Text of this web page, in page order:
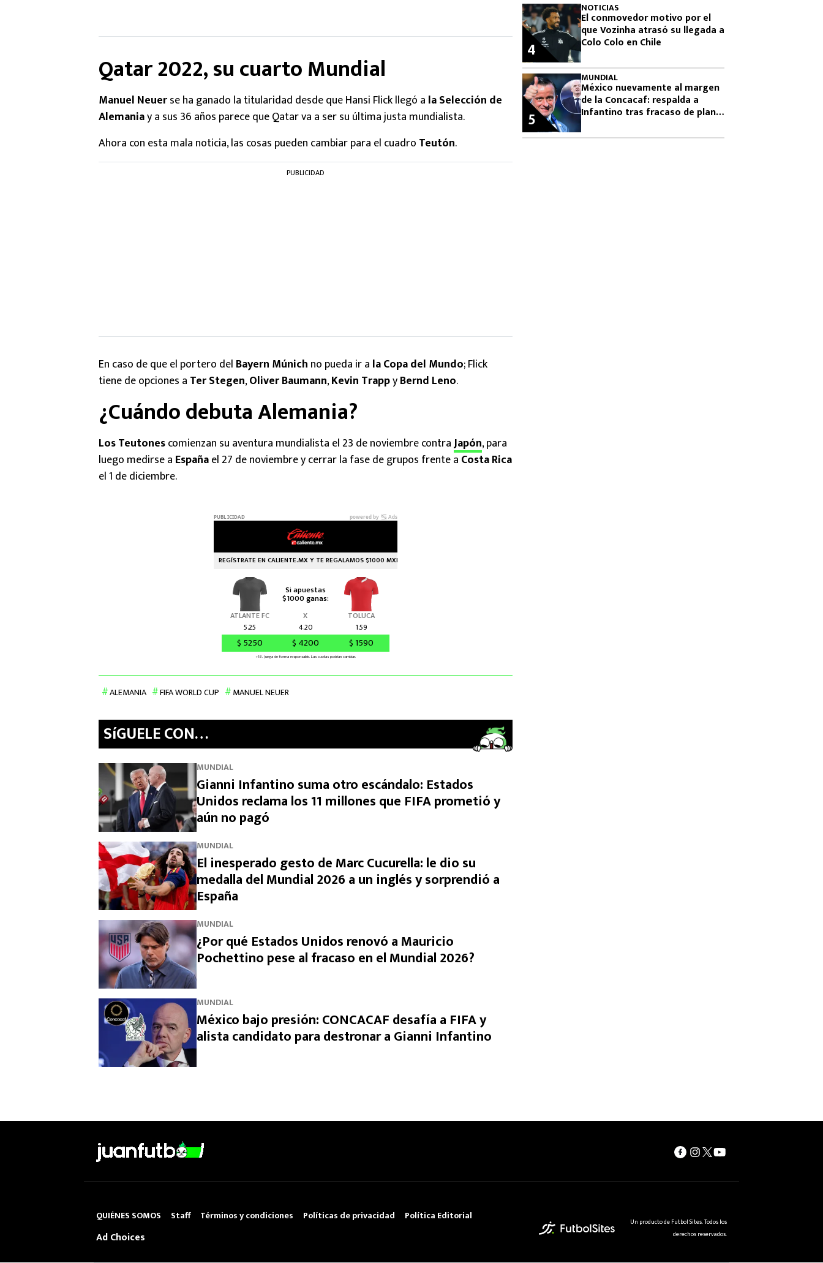
Qatar 2022, su cuarto Mundial
Manuel Neuerse ha ganado la titularidad desde que Hansi Flick llegó a la Selección de
Alemaniay a sus 36 años parece que Qatar va a ser su última justa mundialista.
Ahora con esta mala noticia, las cosas pueden cambiar para el cuadro Teutón.
PUBLICIDAD
En caso de que el portero del Bayern Múnich no pueda ir a la Copa del Mundo; Flick
tiene de opciones a Ter Stegen,Oliver Baumann,Kevin TrappyBernd Leno.
¿Cuándo debuta Alemania?
Los Teutonescomienzan su aventura mundialista el 23 de noviembre contraJapón, para
luego medirse a Españael 27 de noviembre y cerrar la fase de grupos frente a Costa Rica
el 1 de diciembre.
ALEMANIA FIFA WORLD CUP MANUEL NEUER
SíGUELE CON…
MUNDIAL
Gianni Infantino suma otro escándalo: Estados
Unidos reclama los 11 millones que FIFA prometió y
aún no pagó
MUNDIAL
El inesperado gesto de Marc Cucurella: le dio su
medalla del Mundial 2026 a un inglés y sorprendió a
España
MUNDIAL
¿Por qué Estados Unidos renovó a Mauricio
Pochettino pese al fracaso en el Mundial 2026?
MUNDIAL
México bajo presión: CONCACAF desafía a FIFA y
alista candidato para destronar a Gianni Infantino
NOTICIAS
El conmovedor motivo por el
que Vozinha atrasó su llegada a
Colo Colo en Chile
4
MUNDIAL
México nuevamente al margen
de la Concacaf: respalda a
Infantino tras fracaso de plan
5
QUIÉNES SOMOS Staff Términos y condiciones Políticas de privacidad Política Editorial
Ad Choices
Un producto de Futbol Sites. Todos los
derechos reservados.